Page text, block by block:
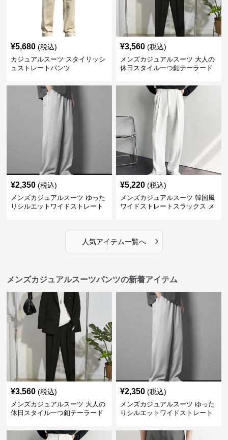
¥5,680 (税込)
カジュアルスーツ スタイリッシ
ュストレートパンツ
¥3,560 (税込)
メンズカジュアルスーツ 大人の
休日スタイル一つ釦テーラード
¥2,350 (税込)
メンズカジュアルスーツ ゆった
りシルエットワイドストレート
¥5,220 (税込)
メンズカジュアルスーツ 韓国風
ワイドストレートスラックス メ
人気アイテム一覧へ ›
メンズカジュアルスーツパンツの新着アイテム
¥3,560 (税込)
メンズカジュアルスーツ 大人の
休日スタイル一つ釦テーラード
¥2,350 (税込)
メンズカジュアルスーツ ゆった
りシルエットワイドストレート